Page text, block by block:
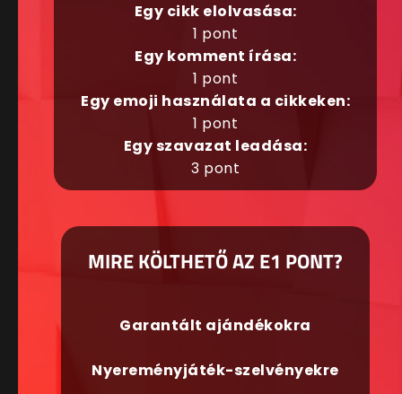
Egy cikk elolvasása:
1 pont
Egy komment írása:
1 pont
Egy emoji használata a cikkeken:
1 pont
Egy szavazat leadása:
3 pont
MIRE KÖLTHETŐ AZ E1 PONT?
Garantált ajándékokra
Nyereményjáték-szelvényekre